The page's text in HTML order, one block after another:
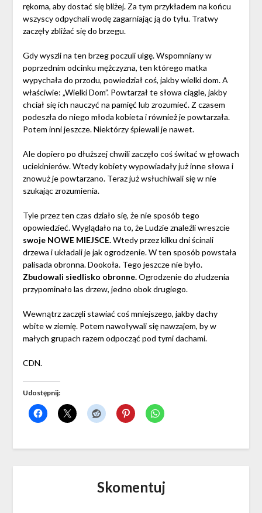
rękoma, aby dostać się bliżej. Za tym przykładem na końcu
wszyscy odpychali wodę zagarniając ją do tyłu. Tratwy
zaczęły zbliżać się do brzegu.
Gdy wyszli na ten brzeg poczuli ulgę. Wspomniany w
poprzednim odcinku mężczyzna, ten którego matka
wypychała do przodu, powiedział coś, jakby wielki dom. A
właściwie: „Wielki Dom”. Powtarzał te słowa ciągle, jakby
chciał się ich nauczyć na pamięć lub zrozumieć. Z czasem
podeszła do niego młoda kobieta i również je powtarzała.
Potem inni jeszcze. Niektórzy śpiewali je nawet.
Ale dopiero po dłuższej chwili zaczęło coś świtać w głowach
uciekinierów. Wtedy kobiety wypowiadały już inne słowa i
znowuż je powtarzano. Teraz już wsłuchiwali się w nie
szukając zrozumienia.
Tyle przez ten czas działo się, że nie sposób tego
opowiedzieć. Wyglądało na to, że Ludzie znaleźli wreszcie
swoje NOWE MIEJSCE.Wtedy przez kilku dni ścinali
drzewa i układali je jak ogrodzenie. W ten sposób powstała
palisada obronna. Dookoła. Tego jeszcze nie było.
Zbudowali siedlisko obronne.Ogrodzenie do złudzenia
przypominało las drzew, jedno obok drugiego.
Wewnątrz zaczęli stawiać coś mniejszego, jakby dachy
wbite w ziemię. Potem nawoływali się nawzajem, by w
małych grupach razem odpocząć pod tymi dachami.
CDN.
Udostępnij:
Skomentuj